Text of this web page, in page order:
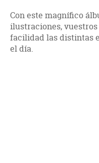
Con este magnífico
ilustraciones,
facilidad las distintas
el día.